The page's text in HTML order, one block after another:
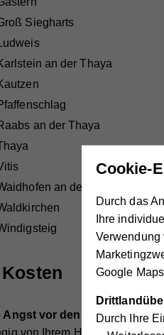
Siegharts
Ludweis
an der Thaya
an der Thaya
an der Thaya
Angst vor den Kosten. Die
von Ihrem
Cookie-
Durch das
Ihre
Verwendung
Google
Durch Ihre